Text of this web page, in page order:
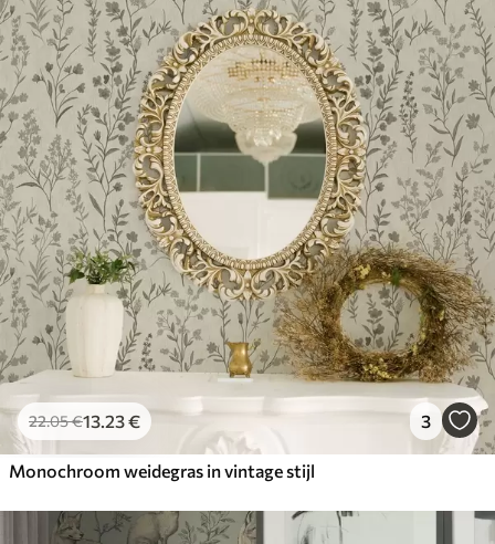
22.05€13.23€ 3
Monochroom weidegras in vintage stijl